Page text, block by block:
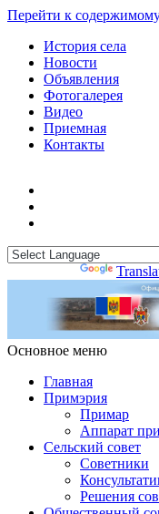
Перейти к
История села
Новости
Объявления
Фотогалерея
Видео
Приемная
Контакты
Основное меню
Примэрия Чишмикиой
Главная
Примэрия
Примар
Аппарат
Сельский совет
Советники
Решения